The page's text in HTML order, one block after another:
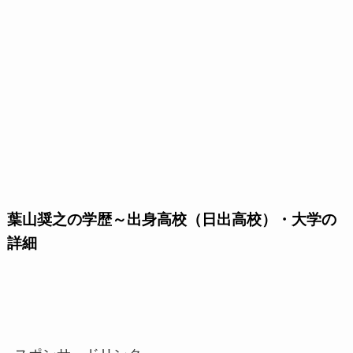
葉山奨之の学歴～出身高校（日出高校）・大学の
詳細